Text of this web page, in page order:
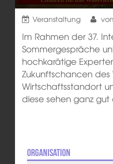
Veranstaltung von
Im Rahmen der 37.
Sommergespräche
hochkarätige
Zukunftschancen des
Wirtschaftsstandort
diese sehen ganz gut
Organisation